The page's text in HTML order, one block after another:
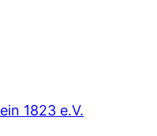
1823 e.V.